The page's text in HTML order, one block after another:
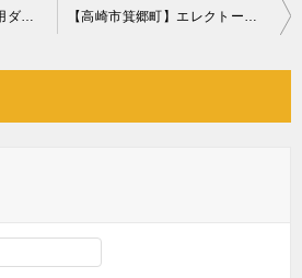
【高崎市上佐野町】二人用ダイニングテーブル、ソファーの回収・処分 【高崎市箕郷町】エレクトーンの回収・処分ご依頼 お客様の声